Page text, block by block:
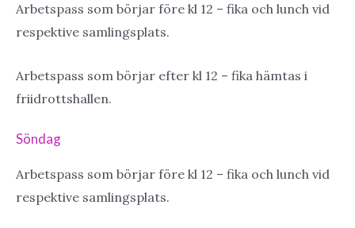
Arbetspass som börjar före kl 12 – fika och lunch vid
respektive samlingsplats.
Arbetspass som börjar efter kl 12 – fika hämtas i
friidrottshallen.
Söndag
Arbetspass som börjar före kl 12 – fika och lunch vid
respektive samlingsplats.